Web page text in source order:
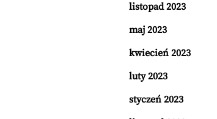
listopad 2023
maj 2023
kwiecień 2023
luty 2023
styczeń 2023